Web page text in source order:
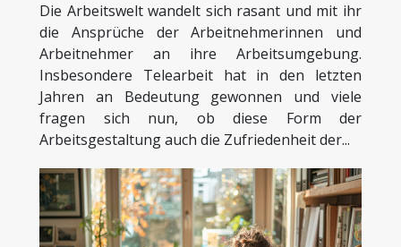
Die Arbeitswelt wandelt sich rasant und mit ihr
die Ansprüche der Arbeitnehmerinnen und
Arbeitnehmer an ihre Arbeitsumgebung.
Insbesondere Telearbeit hat in den letzten
Jahren an Bedeutung gewonnen und viele
fragen sich nun, ob diese Form der
Arbeitsgestaltung auch die Zufriedenheit der...